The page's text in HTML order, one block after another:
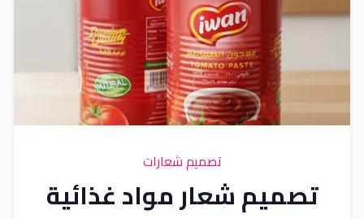
تصميم شعارات
تصميم شعار مواد غذائية